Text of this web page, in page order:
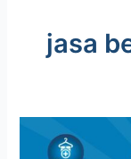
jasa
Cleanique